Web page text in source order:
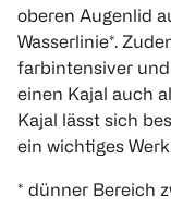
oberen Augenlid
Wasserlinie*.
farbintensiver und
einen Kajal auch
Kajal lässt sich
ein wichtiges
* dünner Bereich